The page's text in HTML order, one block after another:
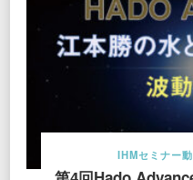
IHMセミナー